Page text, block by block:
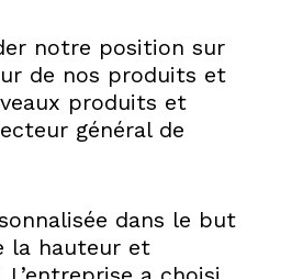
notre position sur
de nos produits et
produits et
général de
dans le but
la hauteur et